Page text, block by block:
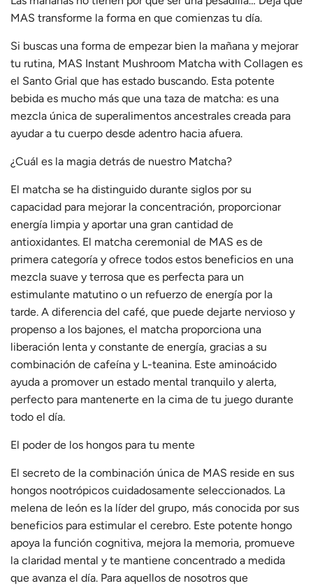
MAS transforme la forma en que comienzas tu día.
Si buscas una forma de empezar bien la mañana y mejorar
tu rutina, MAS Instant Mushroom Matcha with Collagen es
el Santo Grial que has estado buscando. Esta potente
bebida es mucho más que una taza de matcha: es una
mezcla única de superalimentos ancestrales creada para
ayudar a tu cuerpo desde adentro hacia afuera.
¿Cuál es la magia detrás de nuestro Matcha?
El matcha se ha distinguido durante siglos por su
capacidad para mejorar la concentración, proporcionar
energía limpia y aportar una gran cantidad de
antioxidantes. El matcha ceremonial de MAS es de
primera categoría y ofrece todos estos beneficios en una
mezcla suave y terrosa que es perfecta para un
estimulante matutino o un refuerzo de energía por la
tarde. A diferencia del café, que puede dejarte nervioso y
propenso a los bajones, el matcha proporciona una
liberación lenta y constante de energía, gracias a su
combinación de cafeína y L-teanina. Este aminoácido
ayuda a promover un estado mental tranquilo y alerta,
perfecto para mantenerte en la cima de tu juego durante
todo el día.
El poder de los hongos para tu mente
El secreto de la combinación única de MAS reside en sus
hongos nootrópicos cuidadosamente seleccionados. La
melena de león es la líder del grupo, más conocida por sus
beneficios para estimular el cerebro. Este potente hongo
apoya la función cognitiva, mejora la memoria, promueve
la claridad mental y te mantiene concentrado a medida
que avanza el día. Para aquellos de nosotros que